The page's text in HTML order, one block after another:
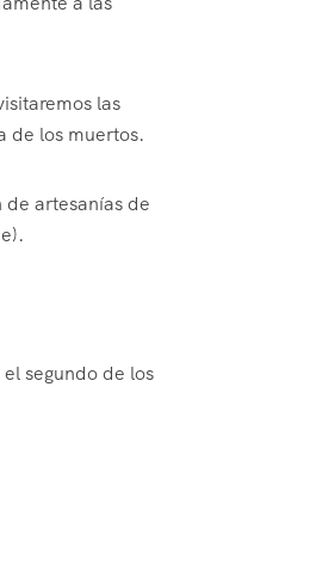
las
de los muertos.
artesanías de
segundo de los